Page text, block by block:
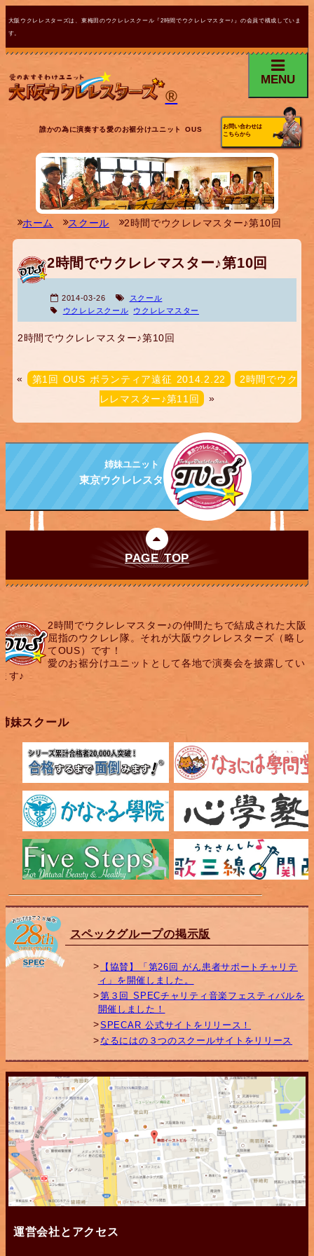
大阪ウクレレスターズは、東梅田のウクレレスクール『2時間でウクレレマスター♪』の会員で構成していま
す。
®
MENU
誰かの為に演奏する愛のお裾分けユニット OUS
お問い合わせは
こちらから
ホーム スクール 2時間でウクレレマスター♪第10回
2時間でウクレレマスター♪第10回
2014-03-26
スクール
ウクレレスクール
ウクレレマスター
2時間でウクレレマスター♪第10回
« 第1回 OUS ボランティア遠征 2014.2.22
2時間でウク
レレマスター♪第11回
»
姉妹ユニット
東京ウクレレスターズ
PAGE TOP
2時間でウクレレマスター♪の仲間たちで結成された大阪
屈指のウクレレ隊。それが大阪ウクレレスターズ（略し
てOUS）です！
愛のお裾分けユニットとして各地で演奏会を披露してい
す♪
妹スクール
スペックグループの掲示版
【協賛】「第26回 がん患者サポートチャリテ
ィ」を開催しました。
第３回 SPECチャリティ音楽フェスティバルを
開催しました！
SPECAR 公式サイトをリリース！
なるにはの３つのスクールサイトをリリース
運営会社とアクセス